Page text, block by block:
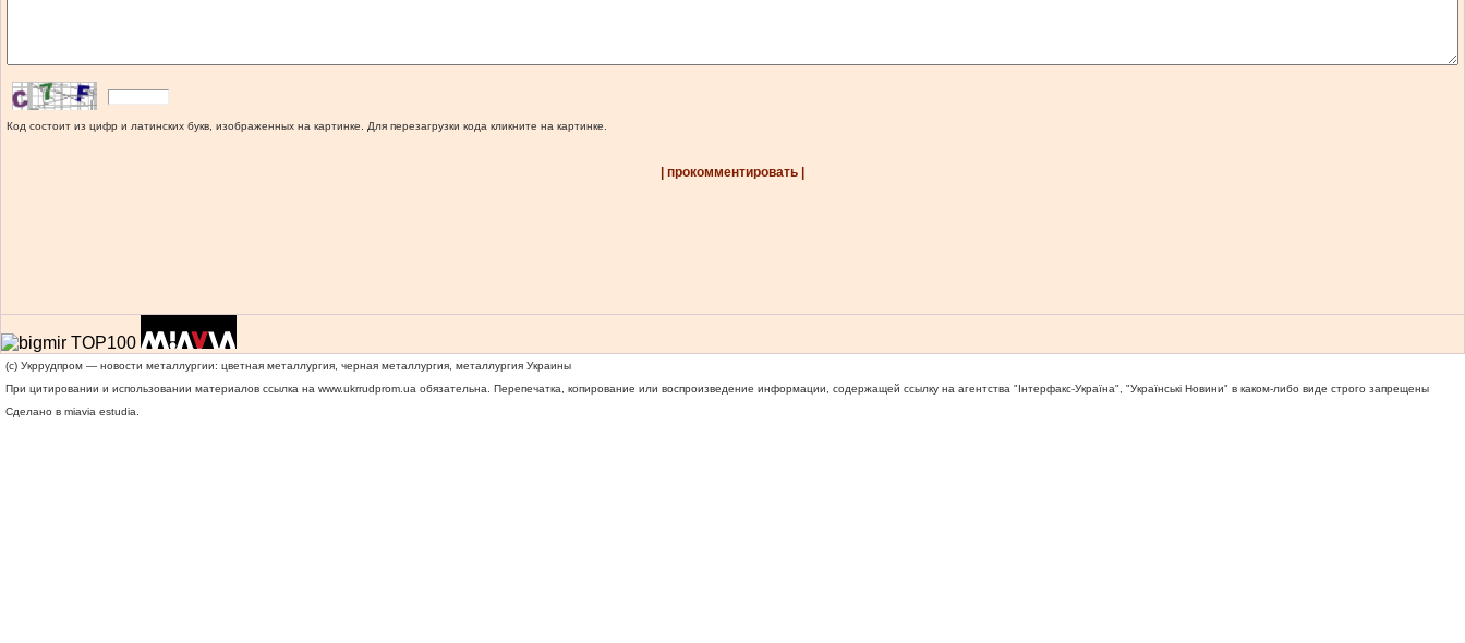
Код состоит из цифр и латинских букв, изображенных на картинке. Для перезагрузки кода кликните на картинке.
| прокомментировать |
(c) Укррудпром — новости металлургии: цветная металлургия, черная металлургия, металлургия Украины
При цитировании и использовании материалов ссылка на www.ukrrudprom.ua обязательна. Перепечатка, копирование или воспроизведение информации, содержащей ссылку на агентства "Iнтерфакс-Україна", "Українськi Новини" в каком-либо виде строго запрещены
Сделано в miavia estudia.